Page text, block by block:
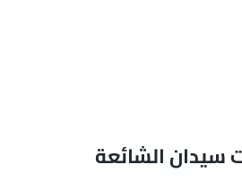
سيدان الشائعة